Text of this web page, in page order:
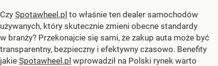
Czy Spotawheel.pl to właśnie ten dealer samochodów
używanych, który skutecznie zmieni obecne standardy
w branży? Przekonajcie się sami, że zakup auta może być
transparentny, bezpieczny i efektywny czasowo. Benefity
jakie Spotawheel.pl wprowadził na Polski rynek warto